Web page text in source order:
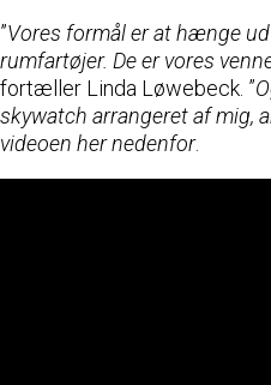
”Vores formål er at hænge
rumfartøjer. De er vores
fortæller Linda Løwebeck. ”
skywatch arrangeret af mig,
videoen her nedenfor.